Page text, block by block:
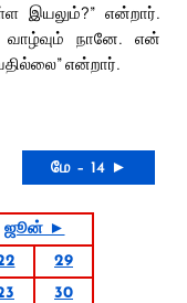
இயலும்?” என்றார்.
வாழ்வும் நானே. என்
என்றார்.
மே – 14 ►
ஜூன் ►
29
30